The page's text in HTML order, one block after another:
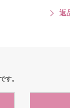
返
す。